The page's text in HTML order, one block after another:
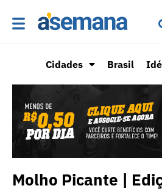
Cidades Brasil
Molho Picante |